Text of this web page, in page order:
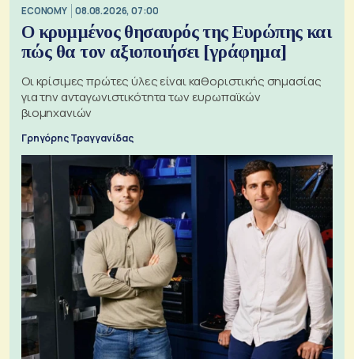
ECONOMY 08.08.2026, 07:00
Ο κρυμμένος θησαυρός της Ευρώπης και
πώς θα τον αξιοποιήσει [γράφημα]
Οι κρίσιμες πρώτες ύλες είναι καθοριστικής σημασίας
για την ανταγωνιστικότητα των ευρωπαϊκών
βιομηχανιών
Γρηγόρης Τραγγανίδας